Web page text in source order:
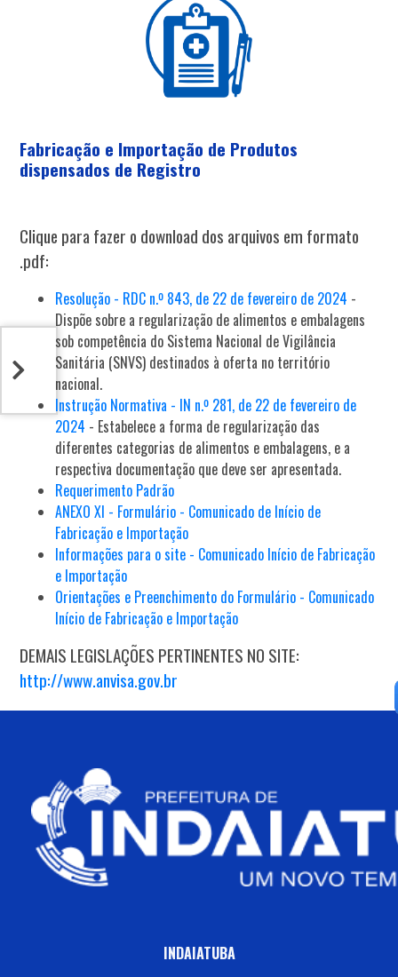
Fabricação e Importação de Produtos
dispensados de Registro
Clique para fazer o download dos arquivos em formato
.pdf:
Resolução - RDC n.º 843, de 22 de fevereiro de 2024 -
Dispõe sobre a regularização de alimentos e embalagens
sob competência do Sistema Nacional de Vigilância
Sanitária (SNVS) destinados à oferta no território
nacional.
Instrução Normativa - IN n.º 281, de 22 de fevereiro de
2024 - Estabelece a forma de regularização das
diferentes categorias de alimentos e embalagens, e a
respectiva documentação que deve ser apresentada.
Requerimento Padrão
ANEXO XI - Formulário - Comunicado de Início de
Fabricação e Importação
Informações para o site - Comunicado Início de Fabricação
e Importação
Orientações e Preenchimento do Formulário - Comunicado
Início de Fabricação e Importação
DEMAIS LEGISLAÇÕES PERTINENTES NO SITE:
http://www.anvisa.gov.br
INDAIATUBA